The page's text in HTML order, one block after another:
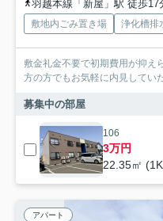
羽越本線「新屋」駅 徒歩17
敷地内ごみ置き場 浄化槽排
敷金礼金不要で初期費用が抑え
方の方でもお気軽に内見してい
募集中の部屋
106
3万円
22.35㎡
アパート